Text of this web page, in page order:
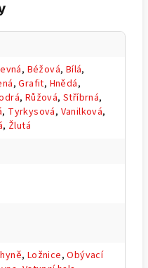
, Béžová, Bílá,
,Grafit, Hnědá,
, Růžová,Stříbrná,
, Tyrkysová, Vanilková,
, Žlutá
, Ložnice,Obývací